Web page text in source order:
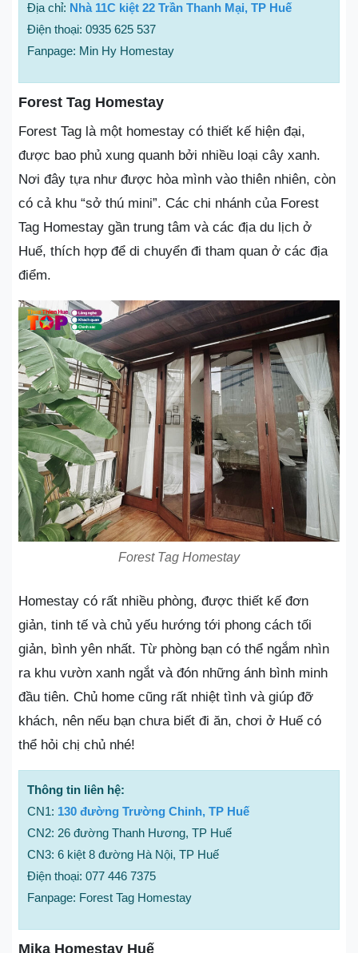
Địa chỉ: Nhà 11C kiệt 22 Trần Thanh Mại, TP Huế
Điện thoại: 0935 625 537
Fanpage: Min Hy Homestay
Forest Tag Homestay
Forest Tag là một homestay có thiết kế hiện đại,
được bao phủ xung quanh bởi nhiều loại cây xanh.
Nơi đây tựa như được hòa mình vào thiên nhiên, còn
có cả khu “sở thú mini”. Các chi nhánh của Forest
Tag Homestay gần trung tâm và các địa du lịch ở
Huế, thích hợp để di chuyển đi tham quan ở các địa
điểm.
Forest Tag Homestay
Homestay có rất nhiều phòng, được thiết kế đơn
giản, tinh tế và chủ yếu hướng tới phong cách tối
giản, bình yên nhất. Từ phòng bạn có thể ngắm nhìn
ra khu vườn xanh ngắt và đón những ánh bình minh
đầu tiên. Chủ home cũng rất nhiệt tình và giúp đỡ
khách, nên nếu bạn chưa biết đi ăn, chơi ở Huế có
thể hỏi chị chủ nhé!
Thông tin liên hệ:
CN1: 130 đường Trường Chinh, TP Huế
CN2: 26 đường Thanh Hương, TP Huế
CN3: 6 kiệt 8 đường Hà Nội, TP Huế
Điện thoại: 077 446 7375
Fanpage: Forest Tag Homestay
Mika Homestay Huế